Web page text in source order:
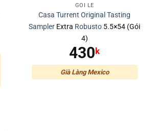
GÓI LẺ
Casa Turrent Original Tasting
Sampler Extra Robusto 5.5×54 (Gói
4)
430 k
Già Làng Mexico